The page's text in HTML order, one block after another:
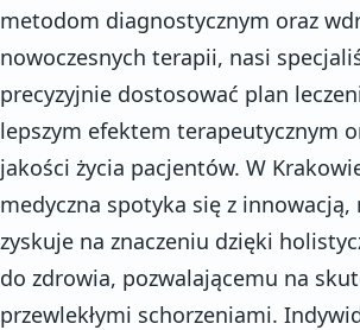
metodom diagnostycznym oraz
nowoczesnych terapii, nasi
precyzyjnie dostosować plan
lepszym efektem terapeutycznym
jakości życia pacjentów. W
medyczna spotyka się z
zyskuje na znaczeniu dzięki
do zdrowia, pozwalającemu na
przewlekłymi schorzeniami.